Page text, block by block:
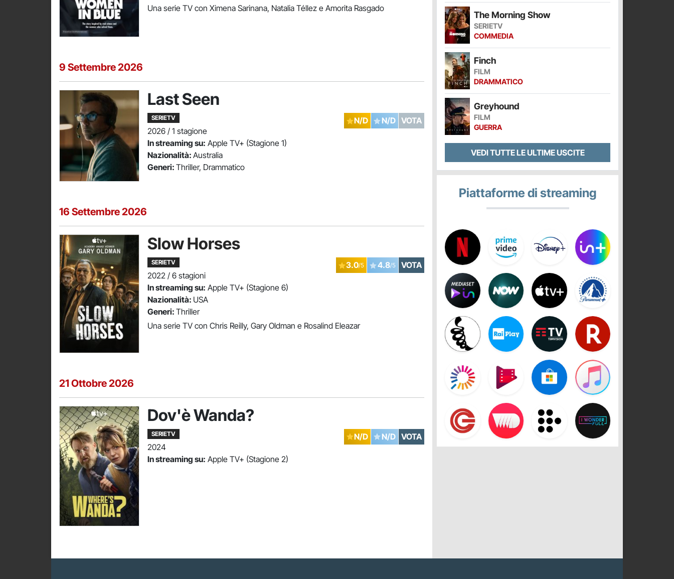
Una serie TV con Ximena Sarinana, Natalia Téllez e Amorita Rasgado
9 Settembre 2026
Last Seen
N/D N/D VOTA
SERIETV
2026 / 1 stagione
In streaming su: Apple TV+ (Stagione 1)
Nazionalità: Australia
Generi: Thriller, Drammatico
16 Settembre 2026
Slow Horses
3.0/5 4.8/5 VOTA
SERIETV
2022 / 6 stagioni
In streaming su: Apple TV+ (Stagione 6)
Nazionalità: USA
Generi: Thriller
Una serie TV con Chris Reilly, Gary Oldman e Rosalind Eleazar
21 Ottobre 2026
Dov'è Wanda?
N/D N/D VOTA
SERIETV
2024
In streaming su: Apple TV+ (Stagione 2)
The Morning Show
SERIETV
COMMEDIA
Finch
FILM
DRAMMATICO
Greyhound
FILM
GUERRA
VEDI TUTTE LE ULTIME USCITE
Piattaforme di streaming